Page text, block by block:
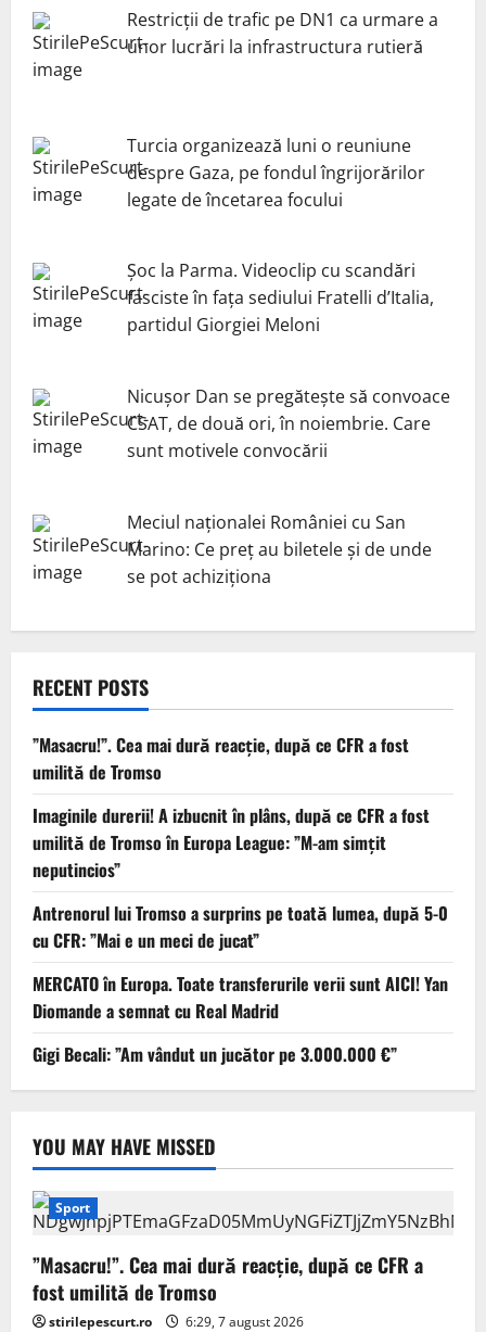
Restricții de trafic pe DN1 ca urmare a
unor lucrări la infrastructura rutieră
Turcia organizează luni o reuniune
despre Gaza, pe fondul îngrijorărilor
legate de încetarea focului
Șoc la Parma. Videoclip cu scandări
fasciste în fața sediului Fratelli d’Italia,
partidul Giorgiei Meloni
Nicuşor Dan se pregăteşte să convoace
CSAT, de două ori, în noiembrie. Care
sunt motivele convocării
Meciul naționalei României cu San
Marino: Ce preț au biletele și de unde
se pot achiziționa
RECENT POSTS
”Masacru!”. Cea mai dură reacție, după ce CFR a fost
umilită de Tromso
Imaginile durerii! A izbucnit în plâns, după ce CFR a fost
umilită de Tromso în Europa League: ”M-am simțit
neputincios”
Antrenorul lui Tromso a surprins pe toată lumea, după 5-0
cu CFR: ”Mai e un meci de jucat”
MERCATO în Europa. Toate transferurile verii sunt AICI! Yan
Diomande a semnat cu Real Madrid
Gigi Becali: ”Am vândut un jucător pe 3.000.000 €”
YOU MAY HAVE MISSED
Sport
”Masacru!”. Cea mai dură reacție, după ce CFR a
fost umilită de Tromso
stirilepescurt.ro 6:29, 7 august 2026